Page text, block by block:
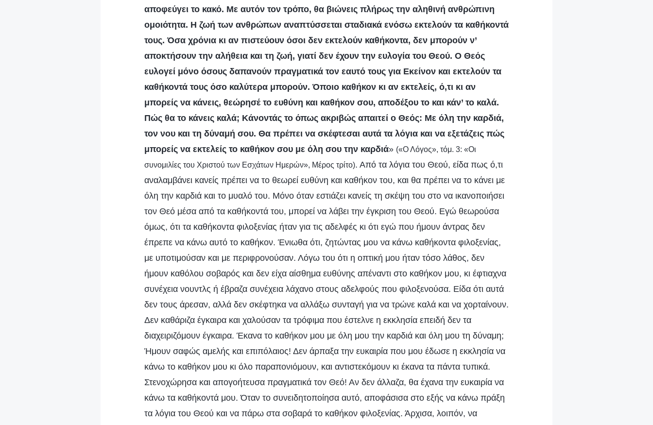
αποφεύγει το κακό. Με αυτόν τον τρόπο, θα βιώνεις πλήρως την αληθινή ανθρώπινη
ομοιότητα. Η ζωή των ανθρώπων αναπτύσσεται σταδιακά ενόσω εκτελούν τα καθήκοντά
τους. Όσα χρόνια κι αν πιστεύουν όσοι δεν εκτελούν καθήκοντα, δεν μπορούν ν’
αποκτήσουν την αλήθεια και τη ζωή, γιατί δεν έχουν την ευλογία του Θεού. Ο Θεός
ευλογεί μόνο όσους δαπανούν πραγματικά τον εαυτό τους για Εκείνον και εκτελούν τα
καθήκοντά τους όσο καλύτερα μπορούν. Όποιο καθήκον κι αν εκτελείς, ό,τι κι αν
μπορείς να κάνεις, θεώρησέ το ευθύνη και καθήκον σου, αποδέξου το και κάν’ το καλά.
Πώς θα το κάνεις καλά; Κάνοντάς το όπως ακριβώς απαιτεί ο Θεός: Με όλη την καρδιά,
τον νου και τη δύναμή σου. Θα πρέπει να σκέφτεσαι αυτά τα λόγια και να εξετάζεις πώς
μπορείς να εκτελείς το καθήκον σου με όλη σου την καρδιά» («Ο Λόγος», τόμ. 3: «Οι
συνομιλίες του Χριστού των Εσχάτων Ημερών», Μέρος τρίτο). Από τα λόγια του Θεού, είδα πως ό,τι
αναλαμβάνει κανείς πρέπει να το θεωρεί ευθύνη και καθήκον του, και θα πρέπει να το κάνει με
όλη την καρδιά και το μυαλό του. Μόνο όταν εστιάζει κανείς τη σκέψη του στο να ικανοποιήσει
τον Θεό μέσα από τα καθήκοντά του, μπορεί να λάβει την έγκριση του Θεού. Εγώ θεωρούσα
όμως, ότι τα καθήκοντα φιλοξενίας ήταν για τις αδελφές κι ότι εγώ που ήμουν άντρας δεν
έπρεπε να κάνω αυτό το καθήκον. Ένιωθα ότι, ζητώντας μου να κάνω καθήκοντα φιλοξενίας,
με υποτιμούσαν και με περιφρονούσαν. Λόγω του ότι η οπτική μου ήταν τόσο λάθος, δεν
ήμουν καθόλου σοβαρός και δεν είχα αίσθημα ευθύνης απέναντι στο καθήκον μου, κι έφτιαχνα
συνέχεια νουντλς ή έβραζα συνέχεια λάχανο στους αδελφούς που φιλοξενούσα. Είδα ότι αυτά
δεν τους άρεσαν, αλλά δεν σκέφτηκα να αλλάξω συνταγή για να τρώνε καλά και να χορταίνουν.
Δεν καθάριζα έγκαιρα και χαλούσαν τα τρόφιμα που έστελνε η εκκλησία επειδή δεν τα
διαχειριζόμουν έγκαιρα. Έκανα το καθήκον μου με όλη μου την καρδιά και όλη μου τη δύναμη;
Ήμουν σαφώς αμελής και επιπόλαιος! Δεν άρπαξα την ευκαιρία που μου έδωσε η εκκλησία να
κάνω το καθήκον μου κι όλο παραπονιόμουν, και αντιστεκόμουν κι έκανα τα πάντα τυπικά.
Στενοχώρησα και απογοήτευσα πραγματικά τον Θεό! Αν δεν άλλαζα, θα έχανα την ευκαιρία να
κάνω τα καθήκοντά μου. Όταν το συνειδητοποίησα αυτό, αποφάσισα στο εξής να κάνω πράξη
τα λόγια του Θεού και να πάρω στα σοβαρά το καθήκον φιλοξενίας. Άρχισα, λοιπόν, να